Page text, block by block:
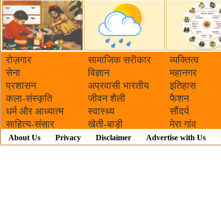
रोज़गार सामाजिक सरॊकार‌
व्यक्तित्व
सेना
विज्ञान
महानगर
प्रशासन
अप्रवासी भारतीय
इतिहास
कला-संस्कृति
जीवन शैली
फैशन
धर्म और आध्यात्म
स्वास्थ्य
सौंदर्य
साहित्य-संसार
खेती-बाड़ी मेरा गांव
About Us Privacy Disclaimer Advertise with Us